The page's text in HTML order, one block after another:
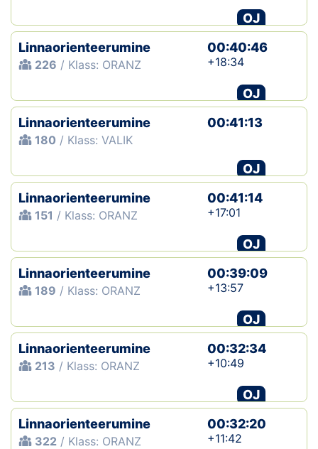
OJ
Linnaorienteerumine
226 / Klass: ORANZ
00:40:46
+18:34
OJ
Linnaorienteerumine
180 / Klass: VALIK
00:41:13
OJ
Linnaorienteerumine
151 / Klass: ORANZ
00:41:14
+17:01
OJ
Linnaorienteerumine
189 / Klass: ORANZ
00:39:09
+13:57
OJ
Linnaorienteerumine
213 / Klass: ORANZ
00:32:34
+10:49
OJ
Linnaorienteerumine
322 / Klass: ORANZ
00:32:20
+11:42